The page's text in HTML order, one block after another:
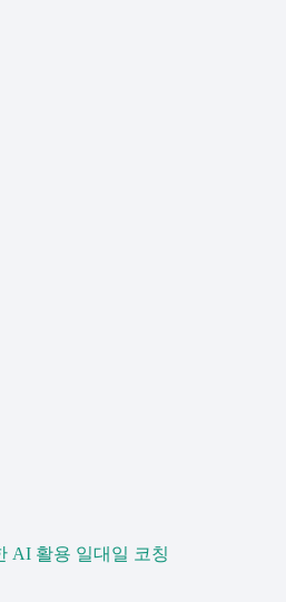
AI 활용 일대일 코칭